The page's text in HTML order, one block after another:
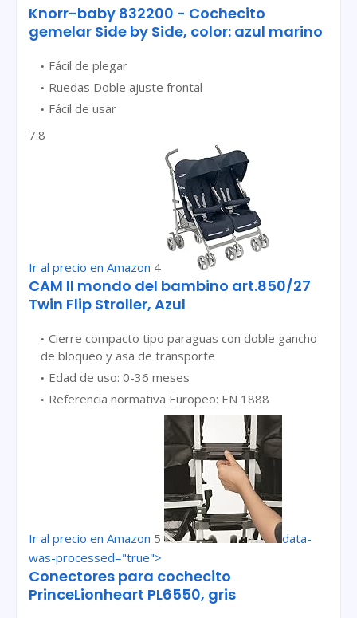
Knorr-baby 832200 - Cochecito
gemelar Side by Side, color: azul marino
Fácil de plegar
Ruedas Doble ajuste frontal
Fácil de usar
7.8
Ir al precio en Amazon 4
CAM Il mondo del bambino art.850/27
Twin Flip Stroller, Azul
Cierre compacto tipo paraguas con doble gancho
de bloqueo y asa de transporte
Edad de uso: 0-36 meses
Referencia normativa Europeo: EN 1888
Ir al precio en Amazon 5
data-
was-processed="true">
Conectores para cochecito
PrinceLionheart PL6550, gris